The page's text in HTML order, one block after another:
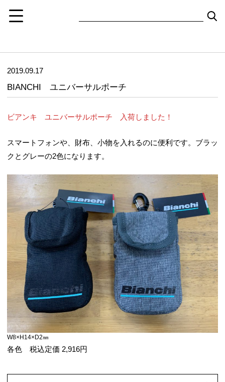
2019.09.17
BIANCHI ユニバーサルポーチ
ビアンキ ユニバーサルポーチ 入荷しました！
スマートフォンや、財布、小物を入れるのに便利です。ブラッ
クとグレーの2色になります。
W8×H14×D2㎜
各色 税込定価 2,916円